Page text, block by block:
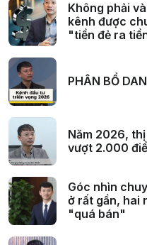
Không phải
kênh được
"tiền đẻ ra
PHÂN BỔ
Năm 2026,
vượt 2.000
Góc nhìn
ở rất gần, hai
"quá bán"